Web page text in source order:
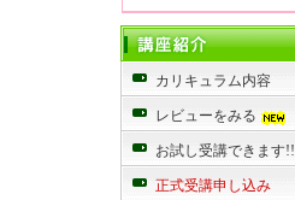
カリキュラム内容
レビューをみる
お試し受講できます!!
正式受講申し込み